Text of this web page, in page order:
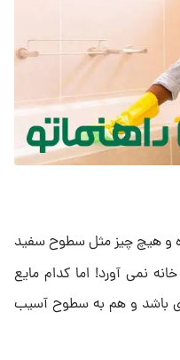
و هیچ چیز مثل سطوح سفید
نمی ‌آورد! اما کدام مایع
باشد و هم به سطوح آسیب